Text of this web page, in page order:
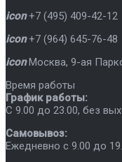
icon +7 (495) 409-42-12
icon +7 (964) 645-76-48
icon Москва, 9-ая
Время работы
График работы:
C 9.00 до 23.00, без
Самовывоз:
Ежедневно с 9.00 до